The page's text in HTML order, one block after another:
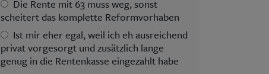
Die Rente mit 63 muss weg, sonst
scheitert das komplette Reformvorhaben
Ist mir eher egal, weil ich eh ausreichend
privat vorgesorgt und zusätzlich lange
genug in die Rentenkasse eingezahlt habe